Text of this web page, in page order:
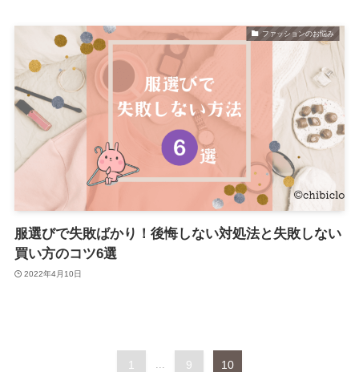
ファッションのお悩み
服選びで失敗ばかり！後悔しない対処法と失敗しない
買い方のコツ6選
2022年4月10日
1 ... 9 10